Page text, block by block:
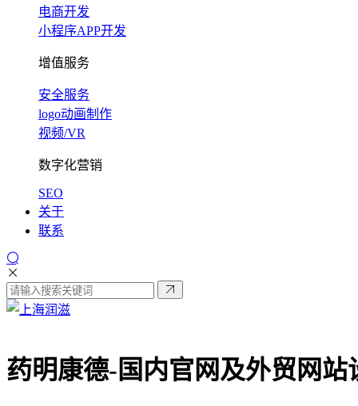
电商开发
小程序APP开发
增值服务
安全服务
logo动画制作
视频/VR
数字化营销
SEO
关于
联系
药明康德-国内官网及外贸网站